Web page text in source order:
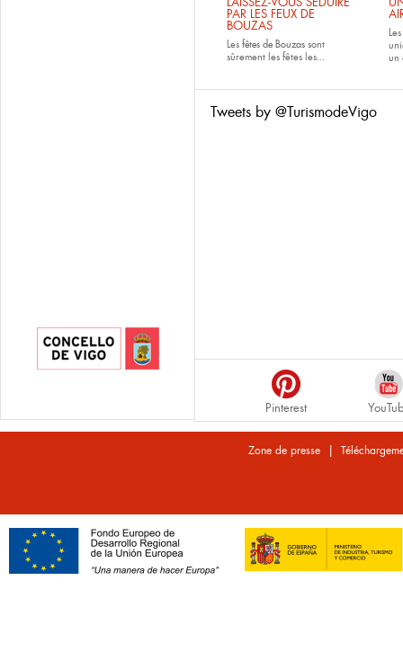
PAR LES FEUX DE
BOUZAS
Les fêtes de Bouzas sont
sûrement les fêtes les...
Les
un
Tweets by @TurismodeVigo
Pinterest
Zone de presse |